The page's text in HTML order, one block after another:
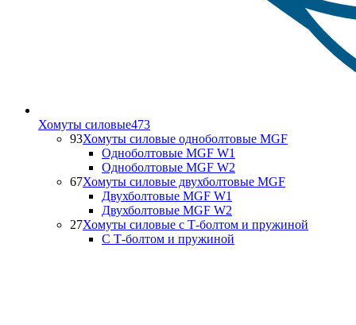
Хомуты силовые473
93Хомуты силовые одноболтовые MGF
Одноболтовые MGF W1
Одноболтовые MGF W2
67Хомуты силовые двухболтовые MGF
Двухболтовые MGF W1
Двухболтовые MGF W2
27Хомуты силовые с Т-болтом и пружиной
С Т-болтом и пружиной